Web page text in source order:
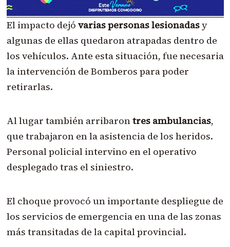
El impacto dejó varias personas lesionadasy
algunas de ellas quedaron atrapadas dentro de
los vehículos. Ante esta situación, fue necesaria
la intervención de Bomberos para poder
retirarlas.
Al lugar también arribarontres ambulancias,
que trabajaron en la asistencia de los heridos.
Personal policial intervino en el operativo
desplegado tras el siniestro.
El choque provocó un importante despliegue de
los servicios de emergencia en una de las zonas
más transitadas de la capital provincial.